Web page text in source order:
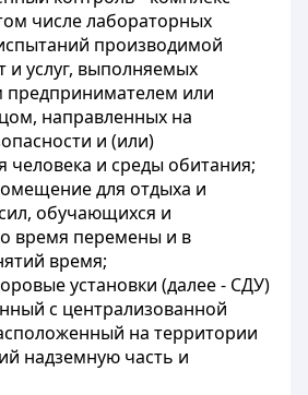
числе лабораторных
производимой
и услуг, выполняемых
или
направленных на
и (или)
человека и среды обитания;
для отдыха и
обучающихся и
время перемены и в
время;
установки (далее - СДУ)
с централизованной
на территории
надземную часть и